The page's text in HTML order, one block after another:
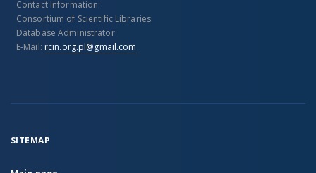
Contact Information:
Consortium of Scientific Libraries
Database Administrator
E-Mail: rcin.org.pl@gmail.com
SITEMAP